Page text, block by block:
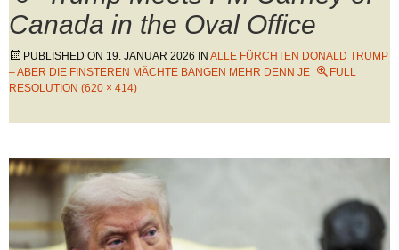
Canada in the Oval Office
PUBLISHED ON 19. JANUAR 2026 IN ALLE FÜRCHTEN DONALD TRUMP
– ABER DIE FINSTEREN MÄCHTE BANGEN MEHR DENN JE
FULL
RESOLUTION (620 × 414)